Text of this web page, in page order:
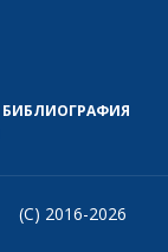
БИБЛИОГРАФИЯ
(C) 2016-2026